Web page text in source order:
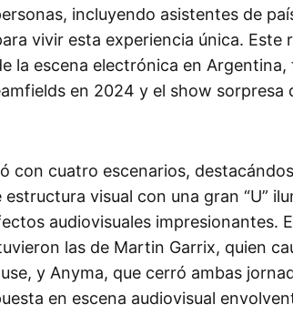
incluyendo asistentes de
vivir esta experiencia única. Este
la escena electrónica en
en 2024 y el show sorpresa
con cuatro escenarios,
visual con una gran “U”
audiovisuales impresionantes.
las de Martin Garrix, quien
y Anyma, que cerró ambas
en escena audiovisual